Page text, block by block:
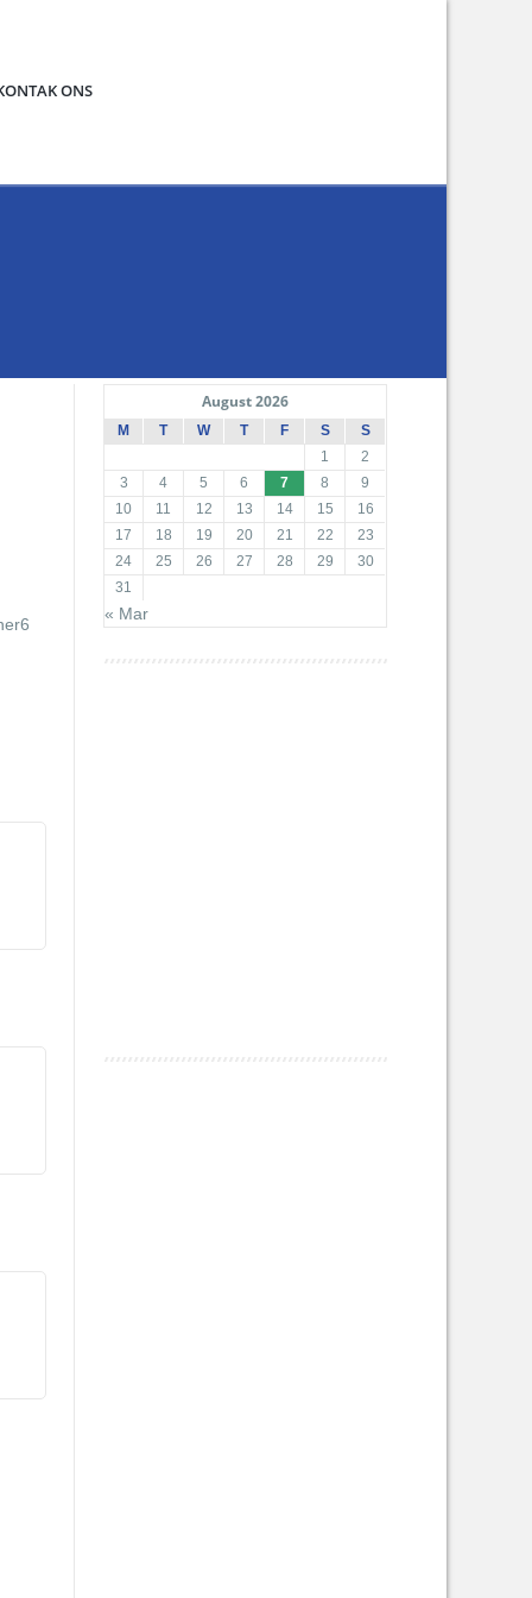
ONS
August 2026
M T W T F S
S
1
2
3
4 5 6 7 8
9
10
11 12 13 14 15
16
17
18 19 20 21 22
23
24
25 26 27 28 29
30
31
« Mar